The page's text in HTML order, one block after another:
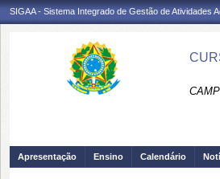
SIGAA - Sistema Integrado de Gestão de Atividades
Apresentação Ensino Calendário